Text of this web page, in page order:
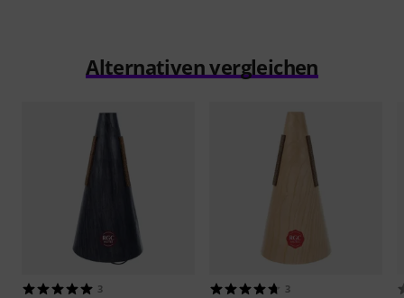
Alternativen vergleichen
3 3